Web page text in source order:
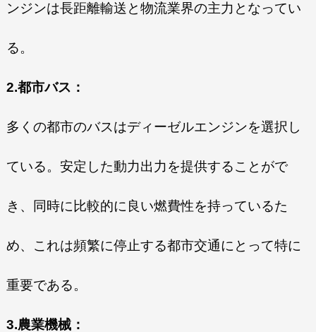
ンジンは長距離輸送と物流業界の主力となってい
る。
2.都市バス：
多くの都市のバスはディーゼルエンジンを選択し
ている。安定した動力出力を提供することがで
き、同時に比較的に良い燃費性を持っているた
め、これは頻繁に停止する都市交通にとって特に
重要である。
3.農業機械：